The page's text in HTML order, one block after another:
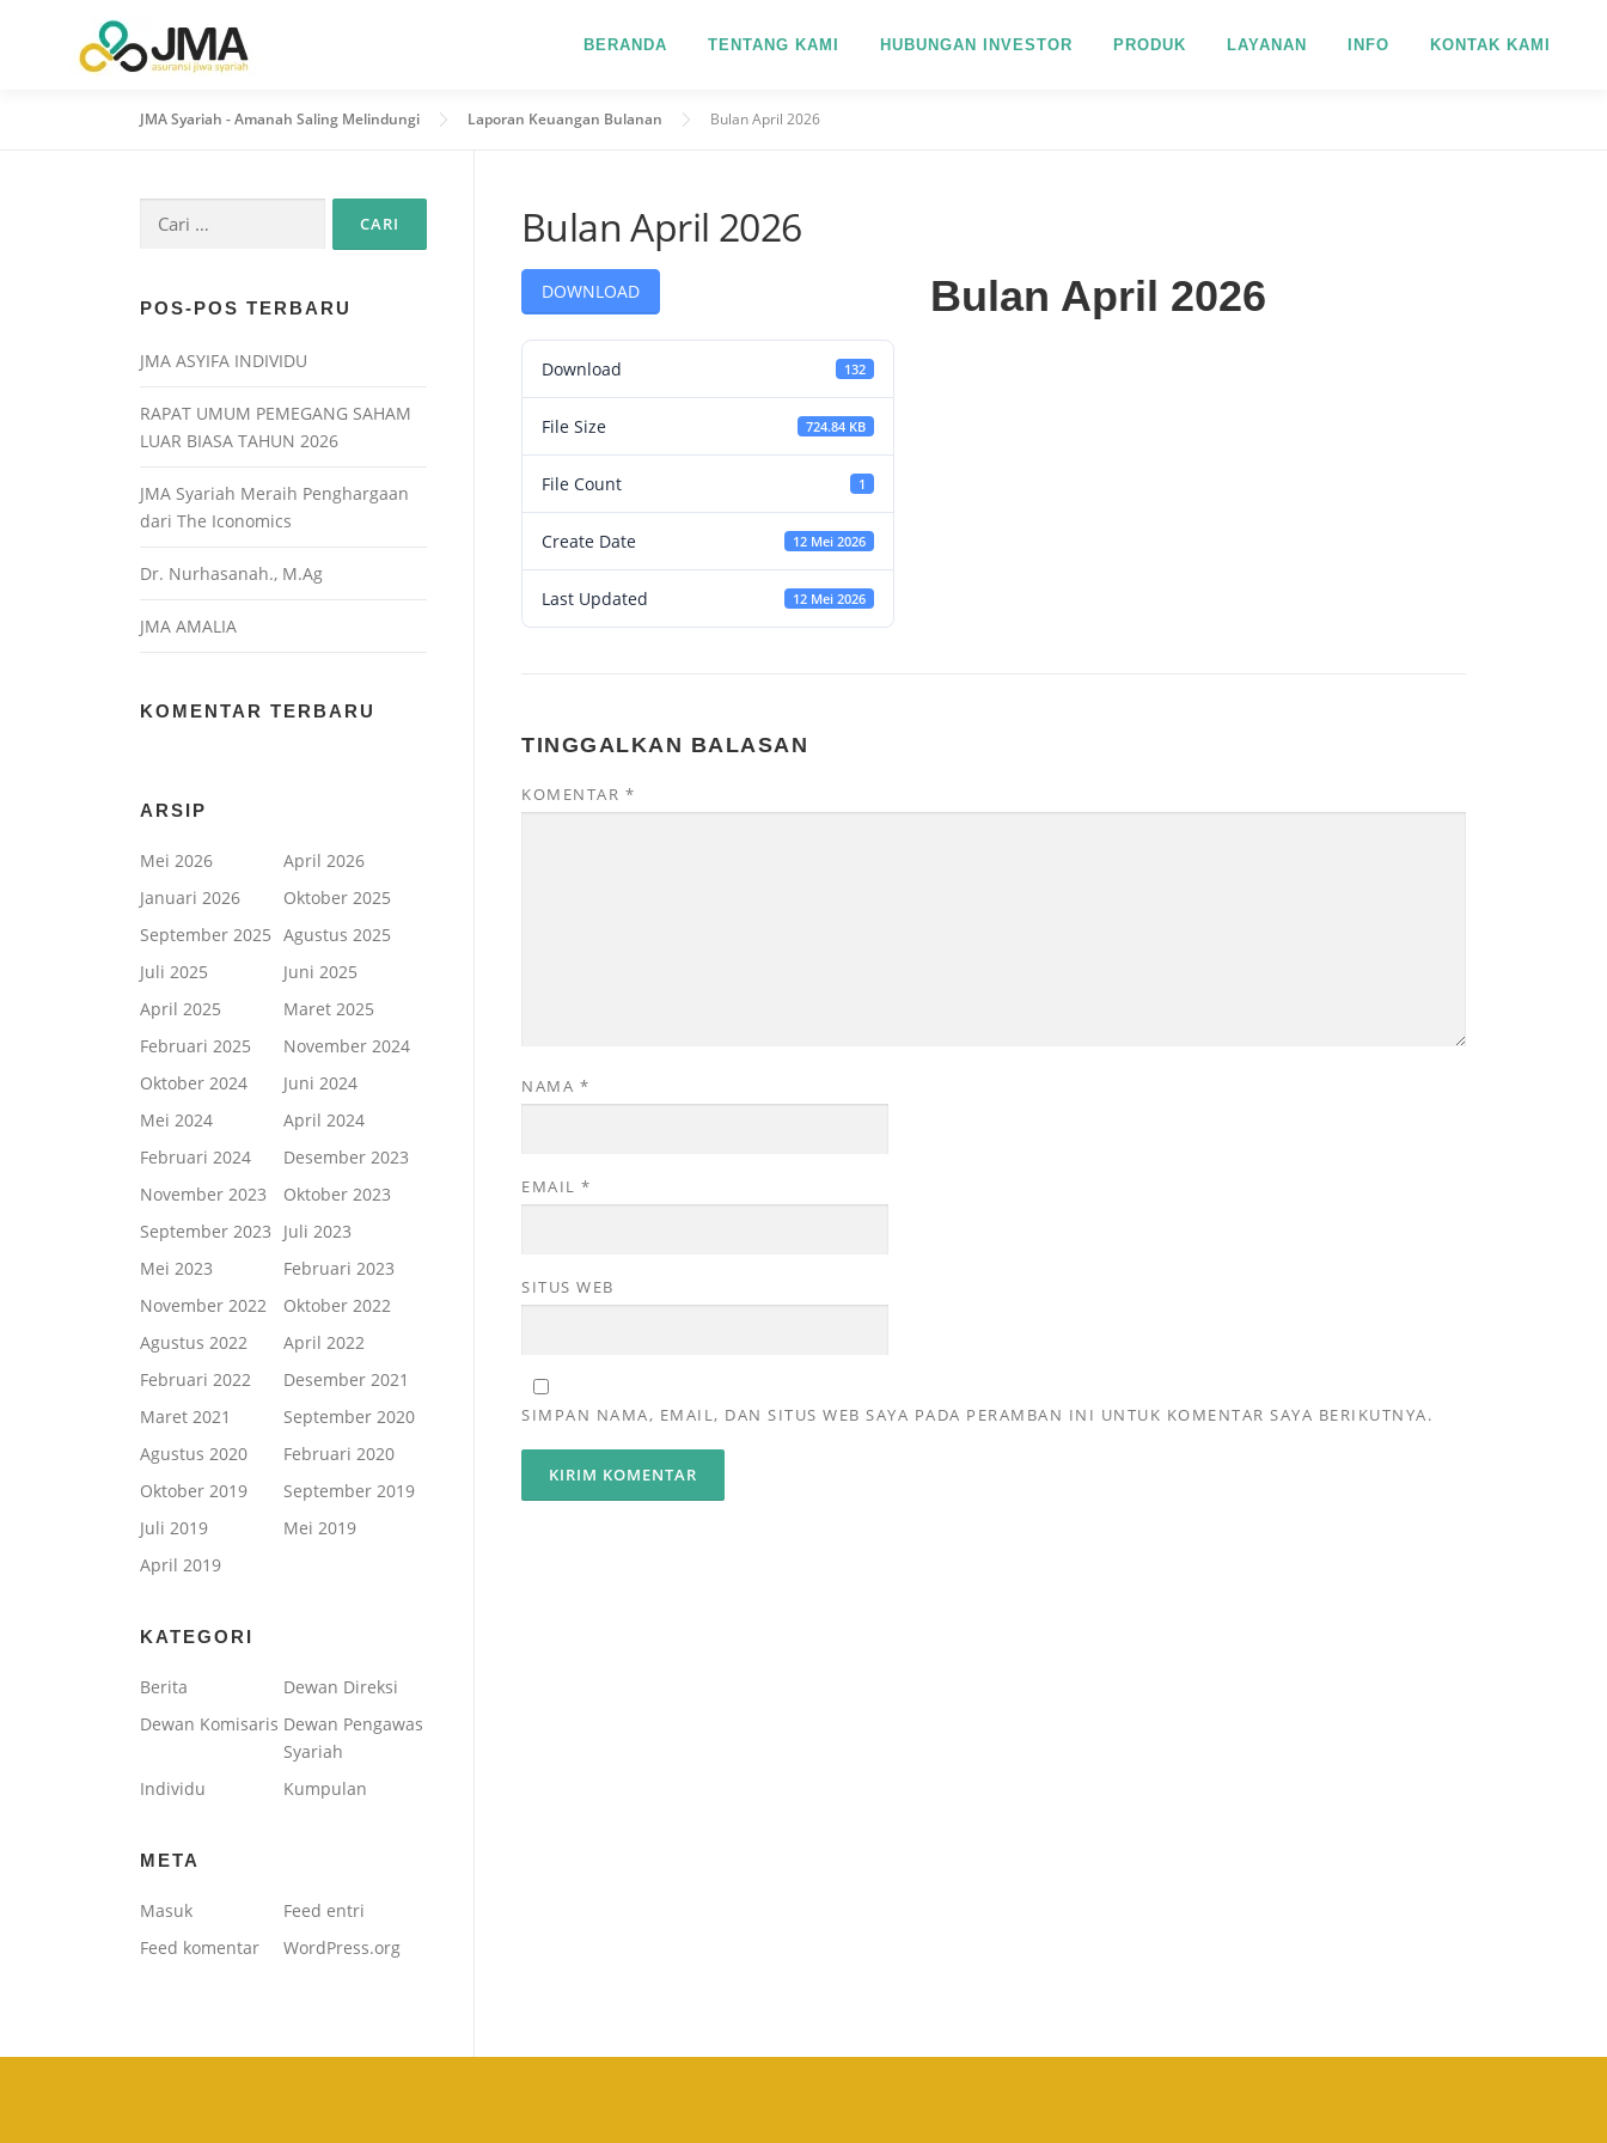
BERANDA TENTANG KAMI HUBUNGAN INVESTOR PRODUK LAYANAN INFO KONTAK KAMI
JMA Syariah - Amanah Saling Melindungi Laporan Keuangan Bulanan Bulan April 2026
Bulan April 2026
DOWNLOAD
Download 132
File Size 724.84 KB
File Count 1
Create Date 12 Mei 2026
Last Updated 12 Mei 2026
Bulan April 2026
TINGGALKAN BALASAN
KOMENTAR *
NAMA *
EMAIL *
SITUS WEB
SIMPAN NAMA, EMAIL, DAN SITUS WEB SAYA PADA PERAMBAN INI UNTUK KOMENTAR SAYA BERIKUTNYA.
POS-POS TERBARU
JMA ASYIFA INDIVIDU
RAPAT UMUM PEMEGANG SAHAM
LUAR BIASA TAHUN 2026
JMA Syariah Meraih Penghargaan
dari The Iconomics
Dr. Nurhasanah., M.Ag
JMA AMALIA
KOMENTAR TERBARU
ARSIP
Mei 2026
April 2026
Januari 2026
Oktober 2025
September 2025 Agustus 2025
Juli 2025
Juni 2025
April 2025
Maret 2025
Februari 2025
November 2024
Oktober 2024
Juni 2024
Mei 2024
April 2024
Februari 2024
Desember 2023
November 2023
Oktober 2023
September 2023
Juli 2023
Mei 2023
Februari 2023
November 2022
Oktober 2022
Agustus 2022
April 2022
Februari 2022
Desember 2021
Maret 2021
September 2020
Agustus 2020
Februari 2020
Oktober 2019
September 2019
Juli 2019
Mei 2019
April 2019
KATEGORI
Berita
Dewan Direksi
Dewan Komisaris Dewan Pengawas
Syariah
Individu
Kumpulan
META
Masuk
Feed entri
Feed komentar
WordPress.org